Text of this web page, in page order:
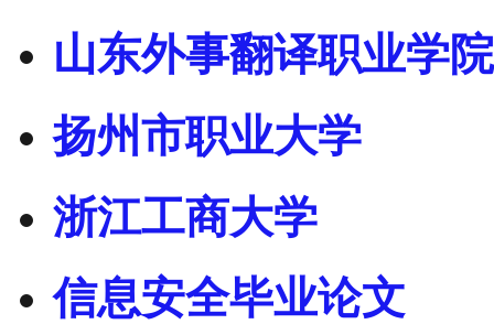
山东外事翻译职业学院
扬州市职业大学
浙江工商大学
信息安全毕业论文